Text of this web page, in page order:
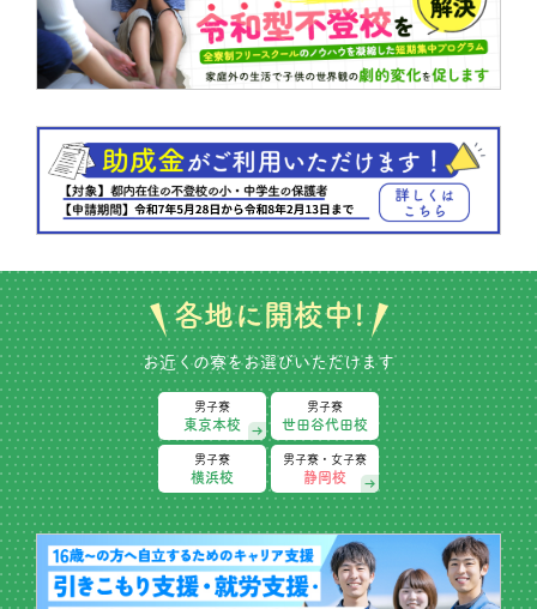
各地に開校中!
お近くの寮をお選びいただけます
男子寮
東京本校
男子寮
世田谷代田校
男子寮
横浜校
男子寮・女子寮
静岡校